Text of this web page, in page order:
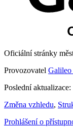
Oficiální stránky
Provozovatel Galileo
Poslední
Změna vzhledu,
Prohlášení o